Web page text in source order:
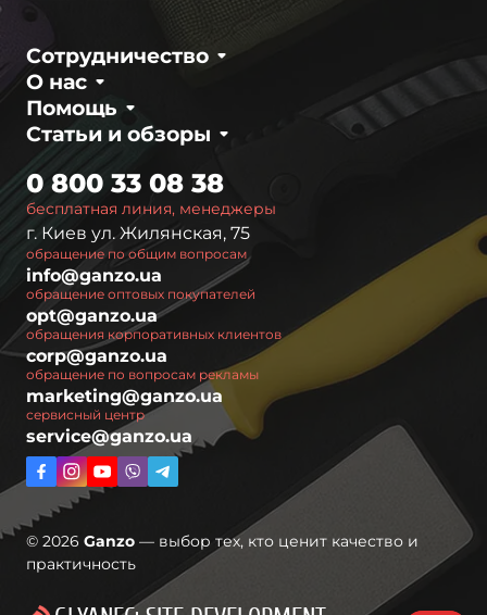
О нас
Сотрудничество
Статьи и обзоры
Помощь
бесплатная линия, менеджеры
0 800 33 08 38
г. Киев ул. Жилянская, 75
обращение по общим вопросам
info@ganzo.ua
обращение оптовых покупателей
opt@ganzo.ua
обращения корпоративных клиентов
corp@ganzo.ua
обращение по вопросам рекламы
marketing@ganzo.ua
сервисный центр
service@ganzo.ua
© 2026 Ganzo — выбор тех, кто ценит качество и
практичность